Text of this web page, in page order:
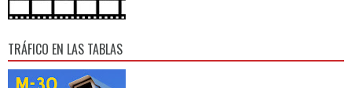
TRÁFICO EN LAS TABLAS